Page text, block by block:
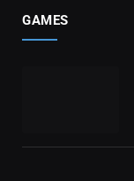
GAMES